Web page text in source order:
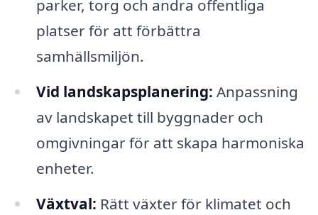
parker, torg och andra offentliga
platser för att förbättra
samhällsmiljön.
Vid landskapsplanering: Anpassning
av landskapet till byggnader och
omgivningar för att skapa harmoniska
enheter.
Växtval: Rätt växter för klimatet och